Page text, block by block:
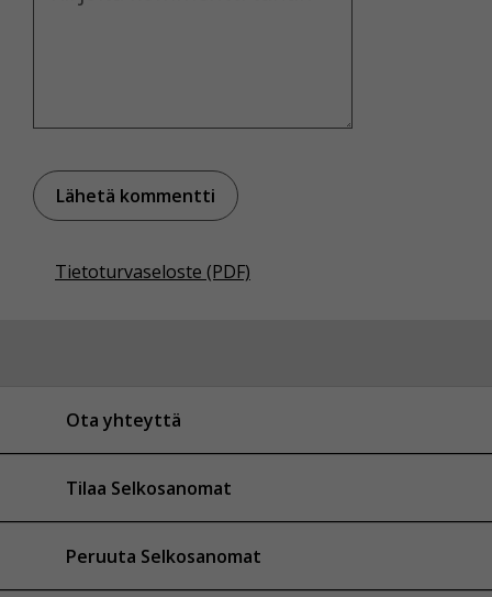
Tietoturvaseloste (PDF)
Ota yhteyttä
Tilaa Selkosanomat
Peruuta Selkosanomat